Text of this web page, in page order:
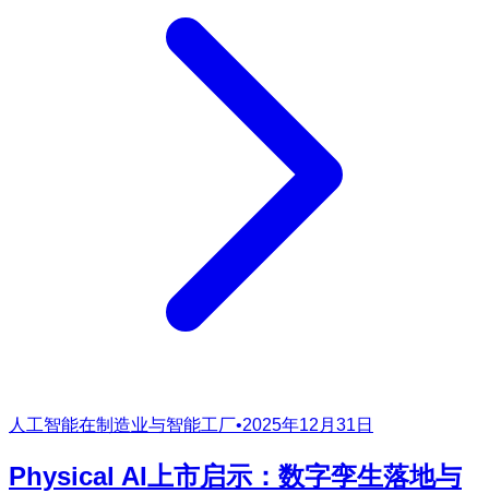
人工智能在制造业与智能工厂•2025年12月31日
Physical AI上市启示：数字孪生落地与